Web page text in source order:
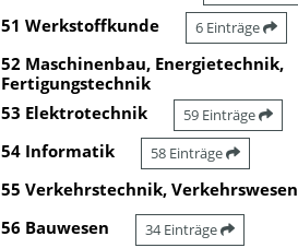
51 Werkstoffkunde 6 Einträge
52 Maschinenbau, Energietechnik,
Fertigungstechnik
53 Elektrotechnik 59 Einträge
54 Informatik 58 Einträge
55 Verkehrstechnik, Verkehrswesen
56 Bauwesen 34 Einträge